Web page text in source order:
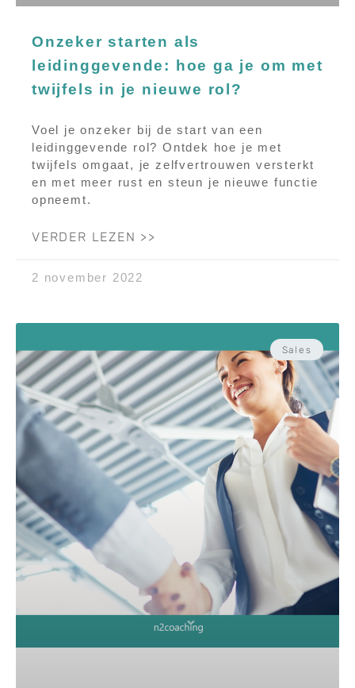
Onzeker starten als
leidinggevende: hoe ga je om met
twijfels in je nieuwe rol?
Voel je onzeker bij de start van een
leidinggevende rol? Ontdek hoe je met
twijfels omgaat, je zelfvertrouwen versterkt
en met meer rust en steun je nieuwe functie
opneemt.
VERDER LEZEN >>
2 november 2022
Sales